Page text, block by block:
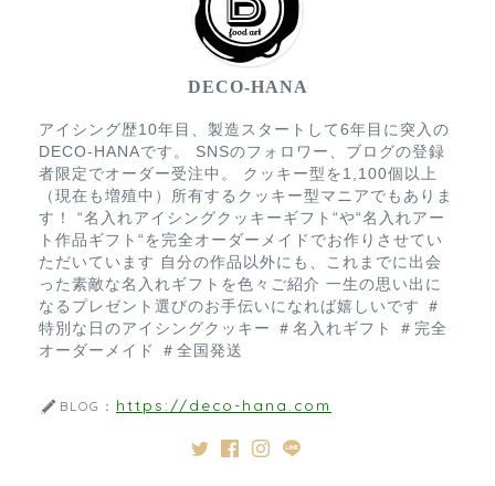
DECO-HANA
アイシング歴10年目、製造スタートして6年目に突入の
DECO-HANAです。 SNSのフォロワー、ブログの登録
者限定でオーダー受注中。 クッキー型を1,100個以上
（現在も増殖中）所有するクッキー型マニアでもありま
す！ “名入れアイシングクッキーギフト“や“名入れアー
ト作品ギフト“を完全オーダーメイドでお作りさせてい
ただいています 自分の作品以外にも、これまでに出会
った素敵な名入れギフトを色々ご紹介 一生の思い出に
なるプレゼント選びのお手伝いになれば嬉しいです ＃
特別な日のアイシングクッキー ＃名入れギフト ＃完全
オーダーメイド ＃全国発送
BLOG： https://deco-hana.com